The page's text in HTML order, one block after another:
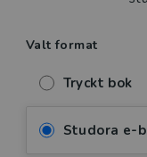
Valt format
Tryckt bok
Studora e-